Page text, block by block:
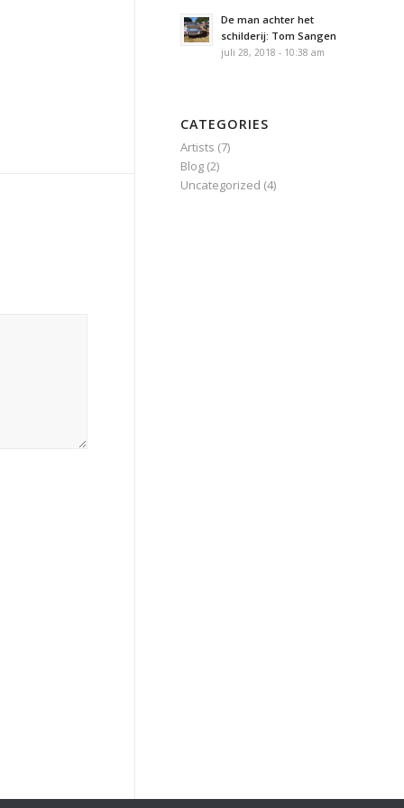
De man achter het
schilderij: Tom Sangen
juli 28, 2018 - 10:38 am
CATEGORIES
Artists (7)
Blog (2)
Uncategorized (4)